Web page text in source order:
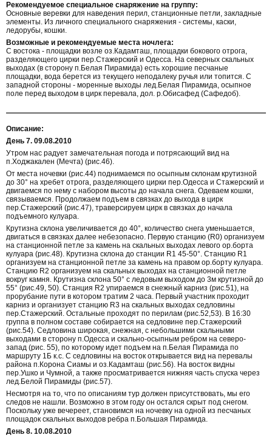
Рекомендуемое специальное снаряжение на группу:
Основные веревки для наведения перил, станционные петли, закладные
элементы. Из личного специального снаряжения - системы, каски,
ледорубы, кошки.
Возможные и рекомендуемые места ночлега:
С востока - площадки возле оз.Кадамташ, площадки бокового отрога,
разделяющего цирки пер.Стажерский и Одесса. На северных скальных
выходах (в сторону п.Белая Пирамида) есть хорошие песчаные
площадки, вода берется из текущего неподалеку ручья или топится. С
западной стороны - моренные выходы лед.Белая Пирамида, осыпное
поле перед выходом в цирк перевала, дол. р.Обисафед (Сафедоб).
Описание:
День 7. 09.08.2010
Утром нас радует замечательная погода и потрясающий вид на
п.Ходжакален (Мечта) (рис.46).
От места ночевки (рис.44) поднимаемся по осыпным склонам крутизной
до 30° на хребет отрога, разделяющего цирки пер.Одесса и Стажерский и
двигаемся по нему с набором высоты до начала снега. Одеваем кошки,
связываемся. Продолжаем подъем в связках до выхода в цирк
пер.Стажерский (рис.47), траверсируем цирк в связках до начала
подъемного кулуара.
Крутизна склона увеличивается до 40°, количество снега уменьшается,
двигаться в связках далее небезопасно. Первую станцию (R0) организуем
на станционной петле за камень на скальных выходах левого ор.борта
кулуара (рис.48). Крутизна склона до станции R1 45-50°. Станцию R1
организуем на станционной петле за камень на правом ор.борту кулуара.
Станцию R2 организуем на скальных выходах на станционной петле
вокруг камня. Крутизна склона 50° с ледовым выходом до 3м крутизной до
55° (рис.49, 50). Станция R2 упираемся в снежный карниз (рис.51), на
прорубание пути в котором тратим 2 часа. Первый участник проходит
карниз и организует станцию R3 на скальных выходах седловины
пер.Стажерский. Остальные проходят по перилам (рис.52,53). В 16:30
группа в полном составе собирается на седловине пер.Стажерский
(рис.54). Седловина широкая, снежная, с небольшими скальными
выходами в сторону п.Одесса и скально-осыпным ребром на северо-
запад (рис. 55), по которому идет подъем на п.Белая Пирамида по
маршруту 1Б к.с. С седловины на восток открывается вид на перевалы
района п.Корона Сиамы и оз.Кадамташ (рис.56). На восток видны
пер.Ушко и Чумной, а также просматривается нижняя часть спуска через
лед.Белой Пирамиды (рис.57).
Несмотря на то, что по описаниям тур должен присутствовать, мы его
следов не нашли. Возможно в этом году он остался скрыт под снегом.
Поскольку уже вечереет, становимся на ночевку на одной из песчаных
площадок скальных выходов ребра п.Большая Пирамида.
День 8. 10.08.2010